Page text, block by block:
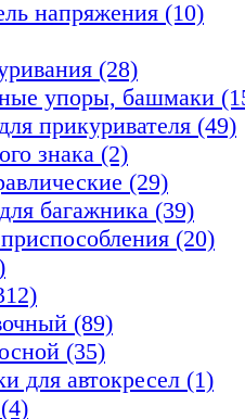
напряжения (10)
(28)
упоры, башмаки
прикуривателя (49)
знака (2)
(29)
багажника (39)
(20)
(89)
(35)
для автокресел (1)